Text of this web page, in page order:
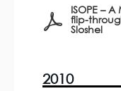
ISOPE –
flip-
Sloshel
2010